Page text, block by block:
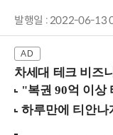
발행일 : 2022-06-13
차세대 테크 비즈니스의 치